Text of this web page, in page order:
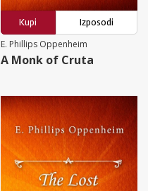
Kupi
Izposodi
E. Phillips Oppenheim
A Monk of Cruta